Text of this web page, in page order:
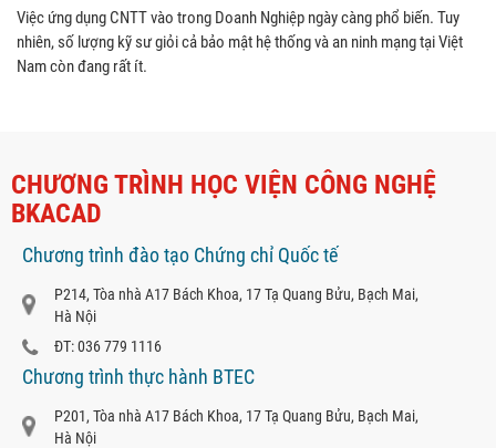
Việc ứng dụng CNTT vào trong Doanh Nghiệp ngày càng phổ biến. Tuy
nhiên, số lượng kỹ sư giỏi cả bảo mật hệ thống và an ninh mạng tại Việt
Nam còn đang rất ít.
CHƯƠNG TRÌNH HỌC VIỆN CÔNG NGHỆ
BKACAD
Chương trình đào tạo Chứng chỉ Quốc tế
P214, Tòa nhà A17 Bách Khoa, 17 Tạ Quang Bửu, Bạch Mai,
Hà Nội
ĐT: 036 779 1116
Chương trình thực hành BTEC
P201, Tòa nhà A17 Bách Khoa, 17 Tạ Quang Bửu, Bạch Mai,
Hà Nội